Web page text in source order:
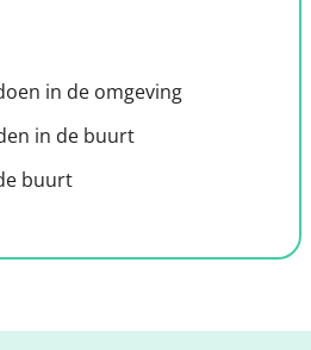
in de omgeving
in de buurt
buurt